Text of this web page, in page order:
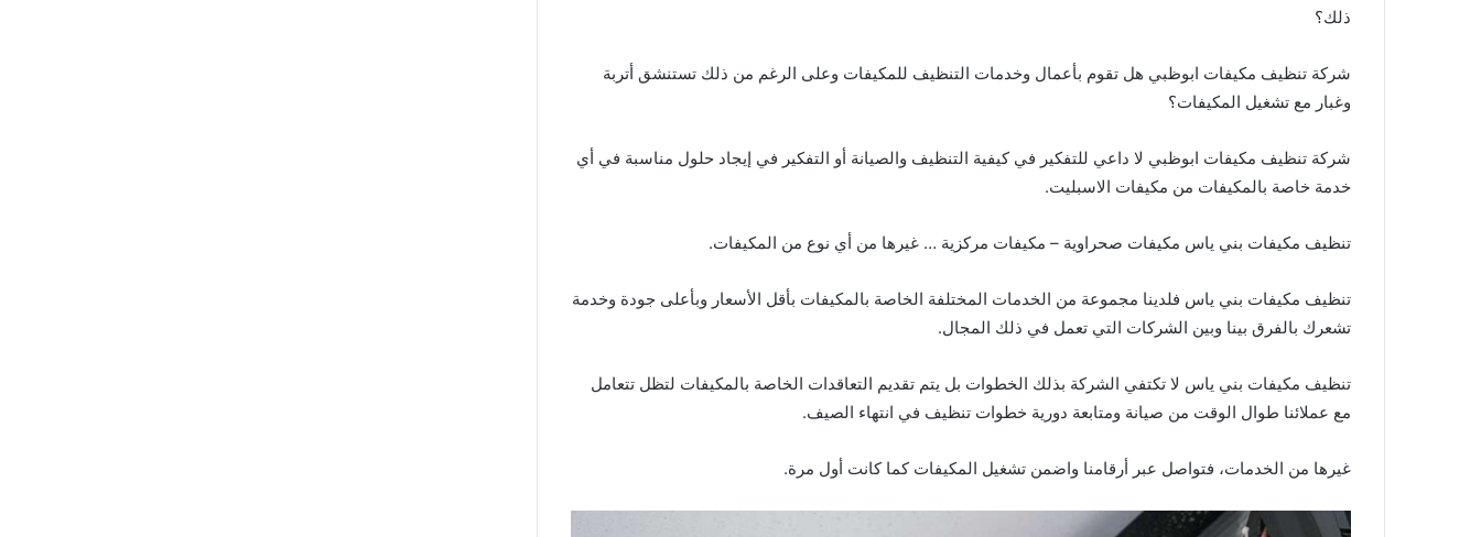
ذلك؟
شركة تنظيف مكيفات ابوظبي هل تقوم بأعمال وخدمات التنظيف للمكيفات وعلى الرغم من ذلك تستنشق أتربة
وغبار مع تشغيل المكيفات؟
شركة تنظيف مكيفات ابوظبي لا داعي للتفكير في كيفية التنظيف والصيانة أو التفكير في إيجاد حلول مناسبة في أي
خدمة خاصة بالمكيفات من مكيفات الاسبليت.
تنظيف مكيفات بني ياس مكيفات صحراوية – مكيفات مركزية … غيرها من أي نوع من المكيفات.
تنظيف مكيفات بني ياس فلدينا مجموعة من الخدمات المختلفة الخاصة بالمكيفات بأقل الأسعار وبأعلى جودة وخدمة
تشعرك بالفرق بينا وبين الشركات التي تعمل في ذلك المجال.
تنظيف مكيفات بني ياس لا تكتفي الشركة بذلك الخطوات بل يتم تقديم التعاقدات الخاصة بالمكيفات لتظل تتعامل
مع عملائنا طوال الوقت من صيانة ومتابعة دورية خطوات تنظيف في انتهاء الصيف.
غيرها من الخدمات، فتواصل عبر أرقامنا واضمن تشغيل المكيفات كما كانت أول مرة.